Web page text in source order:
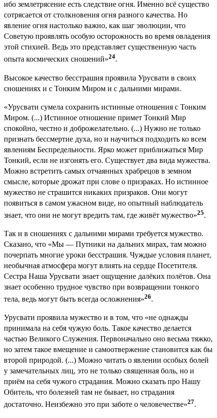
ибо землетрясение есть следствие огня. Именно всё существо
сотрясается от столкновения огня разного качества. Но
явление огня настолько важно, как шаг эволюции, что
Советую проявлять особую осторожность во время овладения
этой стихией. Ведь это представляет существенную часть
опыта космических сношений»24.
Высокое качество бесстрашия проявила Урусвати в своих
сношениях и с Тонким Миром и с дальними мирами.
«Урусвати сумела сохранить истинные отношения с Тонким
Миром. (...) Истинное отношение примет Тонкий Мир
спокойно, честно и доброжелательно. (...) Нужно не только
признать бессмертие духа, но и научиться подходить ко всем
явлениям Беспредельности. Ярко может приближаться Мир
Тонкий, если не изгонять его. Существует два вида мужества.
Можно встретить самых отчаянных храбрецов в земном
смысле, которые дрожат при слове о призраках. Но истинное
мужество не страшится никаких призраков. Они могут
появиться в самом ужасном виде, но опытный наблюдатель
знает, что они не могут вредить там, где живёт мужество»25.
Так и в сношениях с дальними мирами требуется мужество.
Сказано, что «Мы — Путники на дальних мирах, там можно
почерпать многие уроки бесстрашия. Чуждые условия планет,
необычная атмосфера могут влиять на сердце Посетителя.
Сестра Наша Урусвати знает ощущение далёких полётов. Она
знает особенно трудное чувство при возвращении тонкого
тела, ведь могут быть всегда осложнения»26.
Урусвати проявила мужество и в том, что «не однажды
принимала на себя чужую боль. Такое качество делается
частью Великого Служения. Первоначально оно весьма тяжко,
но затем такое вмещение и самоотвержение становится как бы
второй природой. (...) Можно читать о явлении особых болей
у замечательных лиц, это не только священная боль, но и
приём на себя чужого страдания. Можно сказать про Нашу
Обитель, что болезней там не бывает, но страдания
достаточно. Неизбежно это при заботе о человечестве»27.